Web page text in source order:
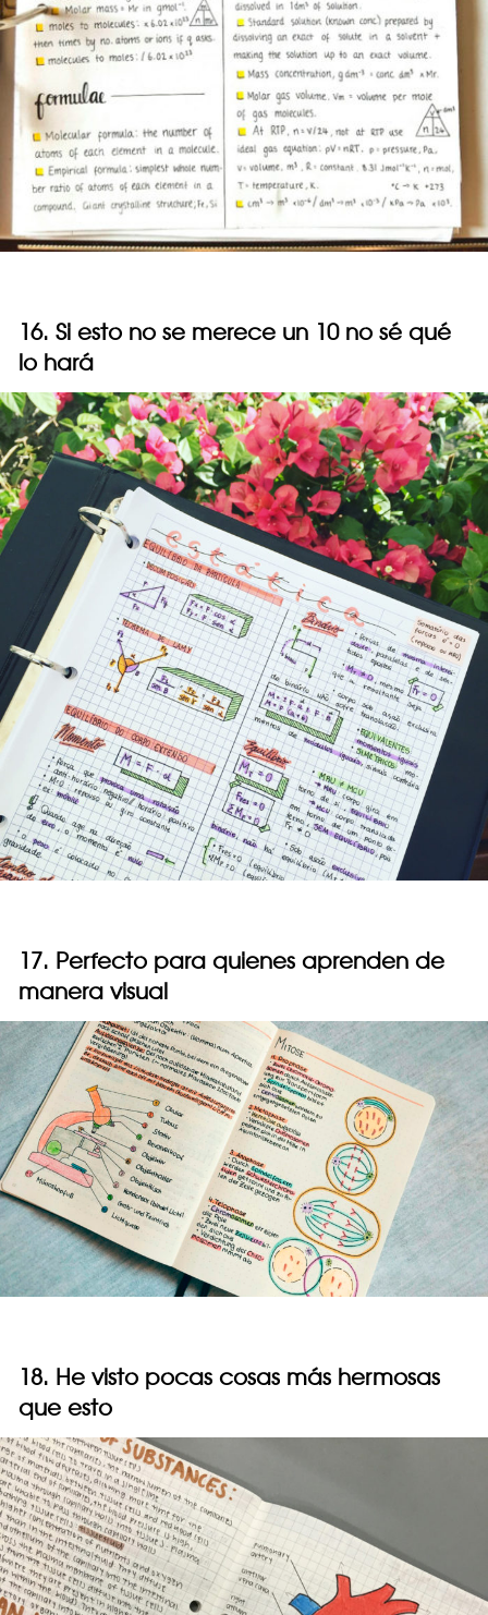
16. Si esto no se merece un 10 no sé qué
lo hará
17. Perfecto para quienes aprenden de
manera visual
18. He visto pocas cosas más hermosas
que esto